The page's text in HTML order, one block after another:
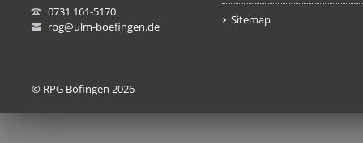
0731 161-5170
rpg@ulm-boefingen.de
Sitemap
© RPG Böfingen 2026